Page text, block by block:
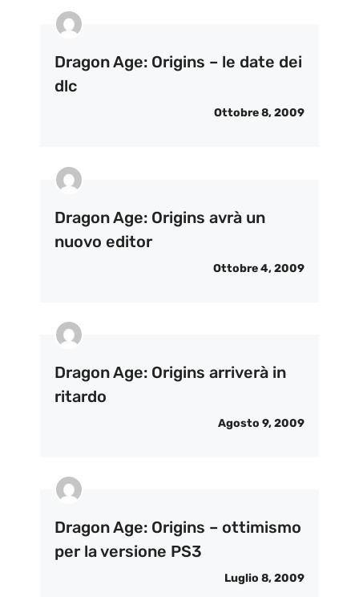
Dragon Age: Origins – le date dei
dlc
Ottobre 8, 2009
Dragon Age: Origins avrà un
nuovo editor
Ottobre 4, 2009
Dragon Age: Origins arriverà in
ritardo
Agosto 9, 2009
Dragon Age: Origins – ottimismo
per la versione PS3
Luglio 8, 2009